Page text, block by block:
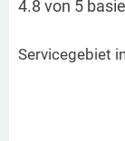
4.8 von 5
Servicegebiet